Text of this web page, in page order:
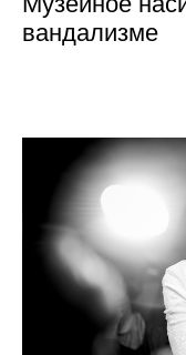
вандализме